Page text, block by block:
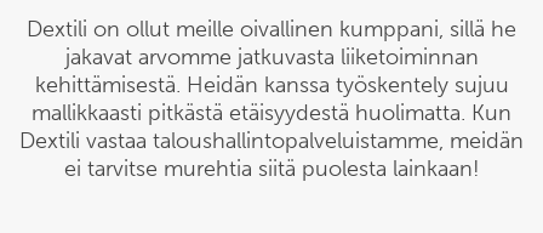
Dextili on ollut meille oivallinen kumppani, sillä he
jakavat arvomme jatkuvasta liiketoiminnan
kehittämisestä. Heidän kanssa työskentely sujuu
mallikkaasti pitkästä etäisyydestä huolimatta. Kun
Dextili vastaa taloushallintopalveluistamme, meidän
ei tarvitse murehtia siitä puolesta lainkaan!